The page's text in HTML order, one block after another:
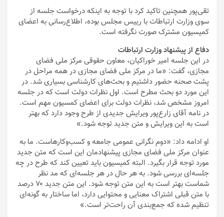
تقی‌پور همچنین تاکید کرد با توجه به اینکه درخواست جلسه از
سوی وزارت ارتباطات با رییس مجلس بوده، اطلاع‌رسانی به اعضای
کمیسیون مشترک صورت نگرفته است.
دفاع از پیشنهاد وزارت ارتباطات
در این جلسه امیر خوراکیان، معاون حقوقی مرکز ملی فضای
مجازی، گفت: «ما در مرکز ملی فضای مجازی در همه مراحل در
پشت صحنه حضور داشتیم و بحث‌های کارشناسی بسیاری شد. در
این مورد دو بحث مطرح است. اول نظرات دولت است که در جلسه
امروز مشخص شد، نظرات دولت برای اعضای کمسیون مهم است.
در نامه آقای زارع‌پور ویرایش جدیدی از طرح وجود دارد که بهتر
است به این ویرایش و متن جدید توجه شود.»
او ادامه داد: «دوم نگرانی عمومی جامعه و کسب‌وکارهاست. ما به
عنوان مرکز ملی فضای مجازی پیشنهادمان این است که متن جدید
مورد توجه قرار بگیرد. البته کمیسیون باید تعیین کند که طرح در چه
جلسه‌ای بررسی شود. به هر حال در هر جلسه‌ای که مد نظر
شماست بهتر است به این متن توجه شود. این متن جدید ۷۰ درصد
با متن قبلی اشتراک معنایی و محتوایی دارد، اما ساختار به گونه‌ای
تنظیم شده که جمع‌بندی آن راحت‌تر است.»